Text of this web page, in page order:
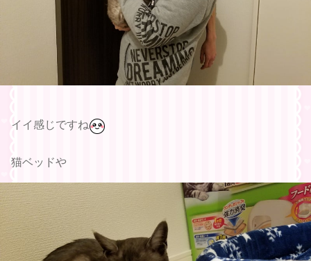
イイ感じですね
猫ベッドや